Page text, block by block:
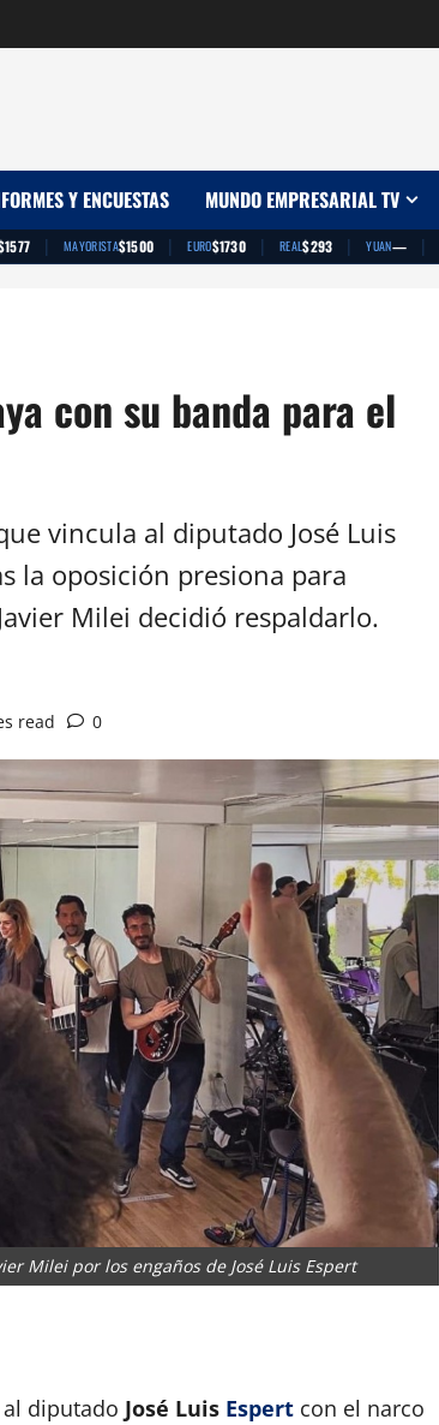
Y ENCUESTAS MUNDO EMPRESARIAL TV
| MAYORISTA$1500 | EURO$1730 | REAL$293 | YUAN— |
con su banda para el
vincula al diputado José Luis
la oposición presiona para
Milei decidió respaldarlo.
read 0
Milei por los engaños de José Luis Espert
diputado José Luis Espert con el narco